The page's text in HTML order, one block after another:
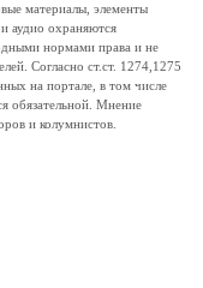
материалы, элементы
аудио охраняются
нормами права и не
Согласно ст.ст. 1274,1275
на портале, в том числе
обязательной. Мнение
и колумнистов.